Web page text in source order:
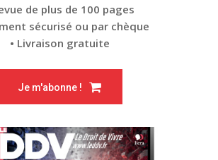
de plus de 100 pages
sécurisé ou par chèque
• Livraison gratuite
Je m'abonne !